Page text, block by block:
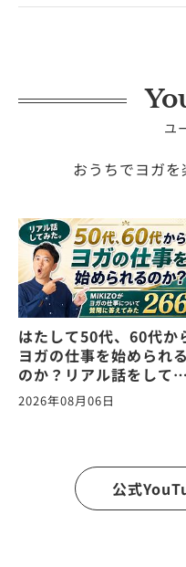
ユ
おうちでヨガ
はたして50代、60代か
ヨガの仕事を始められる
のか？リアル話をしてみ
た。ヨガの仕事に関する
質問に答えます！
2026年08月06日
公式